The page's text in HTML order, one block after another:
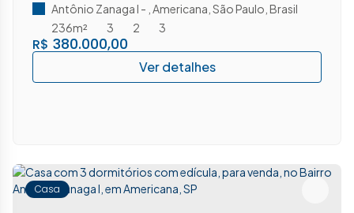
R$ 380.000,00
Antônio Zanaga I Americana São Paulo Brasil
3
2
236m² 3
Casa